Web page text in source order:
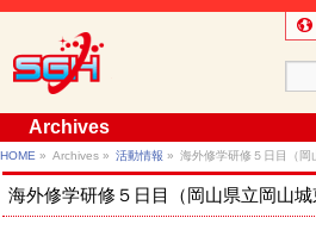
Archives
HOME » Archives » 活動情報 » 海外修学研修５日目（岡
海外修学研修５日目（岡山県立岡山城